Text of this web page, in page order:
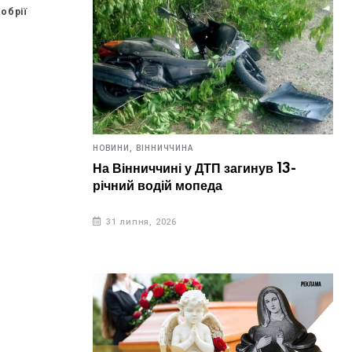
стані
НОВИНИ, ВІННИЧЧИНА
На Вінниччині у ДТП загинув 13-
річний водій мопеда
31 липня, 2026